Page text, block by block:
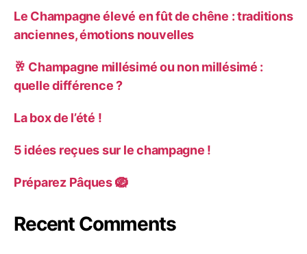
Le Champagne élevé en fût de chêne : traditions
anciennes, émotions nouvelles
🥂 Champagne millésimé ou non millésimé :
quelle différence ?
La box de l’été !
5 idées reçues sur le champagne !
Préparez Pâques 🪺
Recent Comments